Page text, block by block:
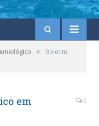
»
Boletim
em
0